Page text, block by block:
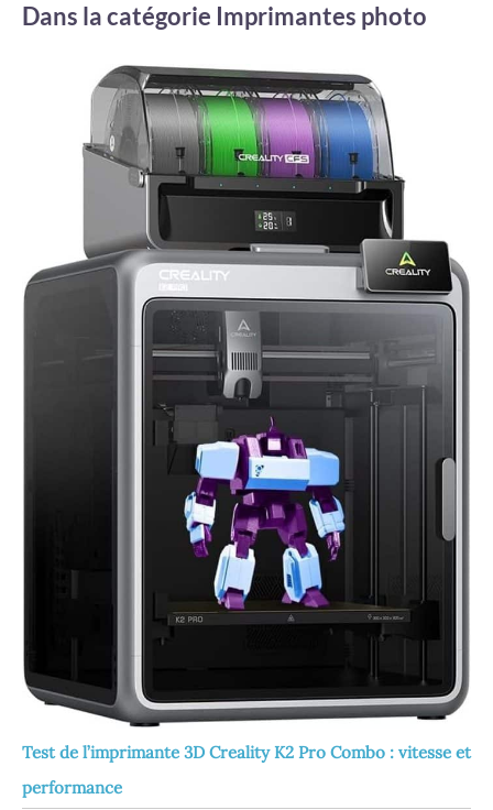
Dans la catégorie Imprimantes photo
Test de l’imprimante 3D Creality K2 Pro Combo : vitesse et
performance